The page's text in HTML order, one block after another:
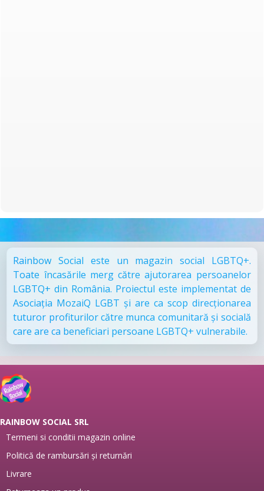
Rainbow Social este un magazin social LGBTQ+.
Toate încasările merg către ajutorarea persoanelor
LGBTQ+ din România. Proiectul este implementat de
Asociația MozaiQ LGBT și are ca scop direcționarea
tuturor profiturilor către munca comunitară și socială
care are ca beneficiari persoane LGBTQ+ vulnerabile.
RAINBOW SOCIAL SRL
Termeni si conditii magazin online
Politică de rambursări și returnări
Livrare